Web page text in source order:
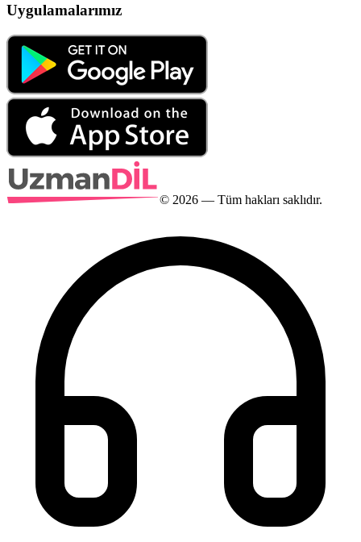
Uygulamalarımız
© 2026 — Tüm hakları saklıdır.